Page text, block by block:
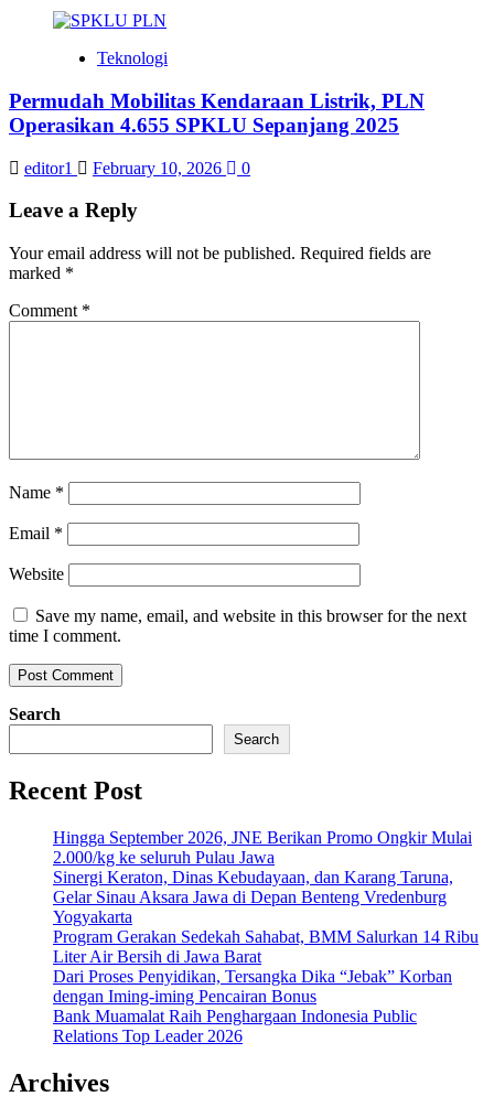
Teknologi
Permudah Mobilitas Kendaraan Listrik, PLN
Operasikan 4.655 SPKLU Sepanjang 2025
editor1 February 10, 2026 0
Leave a Reply
Your email address will not be published. Required fields are
marked *
Comment *
Name *
Email *
Website
Save my name, email, and website in this browser for the next
time I comment.
Search
Search
Recent Post
Hingga September 2026, JNE Berikan Promo Ongkir Mulai
2.000/kg ke seluruh Pulau Jawa
Sinergi Keraton, Dinas Kebudayaan, dan Karang Taruna,
Gelar Sinau Aksara Jawa di Depan Benteng Vredenburg
Yogyakarta
Program Gerakan Sedekah Sahabat, BMM Salurkan 14 Ribu
Liter Air Bersih di Jawa Barat
Dari Proses Penyidikan, Tersangka Dika “Jebak” Korban
dengan Iming-iming Pencairan Bonus
Bank Muamalat Raih Penghargaan Indonesia Public
Relations Top Leader 2026
Archives